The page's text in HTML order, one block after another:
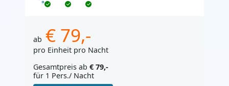
ab € 79,-
pro Einheit pro Nacht
Gesamtpreis ab € 79,-
für 1 Pers./ Nacht